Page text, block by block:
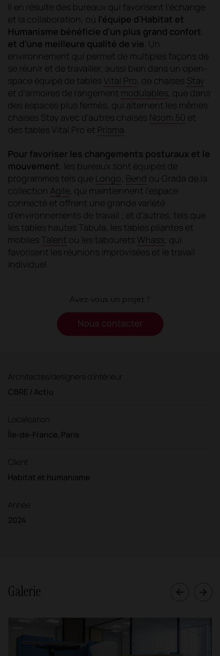
Il en résulte des bureaux qui favorisent l'échange
et la collaboration, où l'équipe d'Habitat et
Humanisme bénéficie d'un plus grand confort
et d'une meilleure qualité de vie. Un
environnement qui permet de multiples façons de
se réunir et de travailler, aussi bien dans un open-
space équipé de tables Vital Pro, de chaises Stay
et d'armoires de rangement modulables, que dans
des espaces plus fermés, qui alternent les mêmes
chaises Stay avec d'autres chaises Noom 50 et
des tables Vital Pro et Prisma.
Pour favoriser les changements posturaux et le
mouvement, les bureaux sont équipés de
programmes tels que Longo, Bend ou Grada de la
collection Agile, qui maintiennent l'espace
connecté et offrent une grande variété
d'environnements de travail ; et d'autres, tels que
les tables hautes Tabula, les tables pliantes et
mobiles Talent ou les tabourets Whass, qui
favorisent les réunions improvisées et le travail
individuel.
Avez-vous un projet ?
Nous contacter
Architectes/designers d'intérieur
CBRE / Actiu
Localisation
Île-de-France, Paris
Client
Habitat et humanisme
Année
2024
Galerie